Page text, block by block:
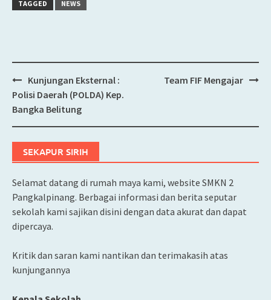
TAGGED NEWS
Post
navigation
Kunjungan Eksternal :
Polisi Daerah (POLDA) Kep.
Bangka Belitung
Team FIF Mengajar
SEKAPUR SIRIH
Selamat datang di rumah maya kami, website SMKN 2
Pangkalpinang. Berbagai informasi dan berita seputar
sekolah kami sajikan disini dengan data akurat dan dapat
dipercaya.
Kritik dan saran kami nantikan dan terimakasih atas
kunjungannya